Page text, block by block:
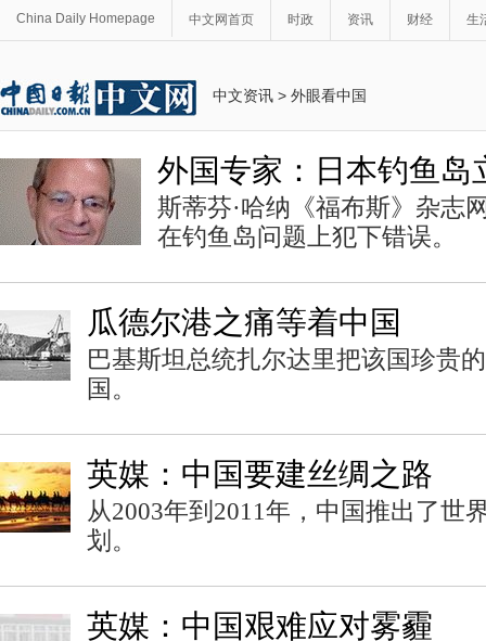
China Daily Homepage 中文网首页 时政 资讯 财经 生
中文资讯 > 外眼看中国
外国专家：日本钓鱼岛
斯蒂芬·哈纳《福布斯》杂志
在钓鱼岛问题上犯下错误。
瓜德尔港之痛等着中国
巴基斯坦总统扎尔达里把该国珍贵
国。
英媒：中国要建丝绸之路
从2003年到2011年，中国推出了世
划。
英媒：中国艰难应对雾霾